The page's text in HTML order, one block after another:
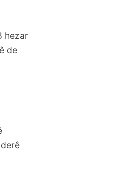
hezar
de